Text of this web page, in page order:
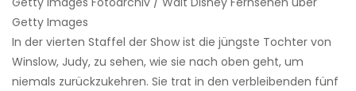
Getty Images
In der vierten Staffel der Show ist die jüngste Tochter von
Winslow, Judy, zu sehen, wie sie nach oben geht, um
niemals zurückzukehren. Sie trat in den verbleibenden fünf